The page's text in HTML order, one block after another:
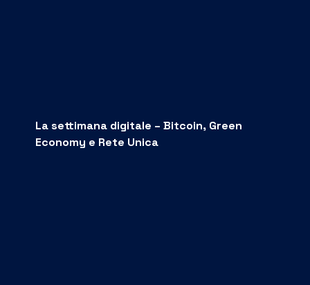
La settimana digitale – Bitcoin, Green
Economy e Rete Unica